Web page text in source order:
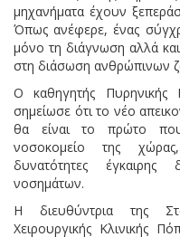
μηχανήματα έχουν
Όπως ανέφερε, ένας
μόνο τη διάγνωση αλλά
στη διάσωση ανθρώπινων
Ο καθηγητής Πυρηνικής
σημείωσε ότι το νέο
θα είναι το πρώτο
νοσοκομείο της
δυνατότητες έγκαιρης
νοσημάτων.
Η διευθύντρια της
Χειρουργικής Κλινικής